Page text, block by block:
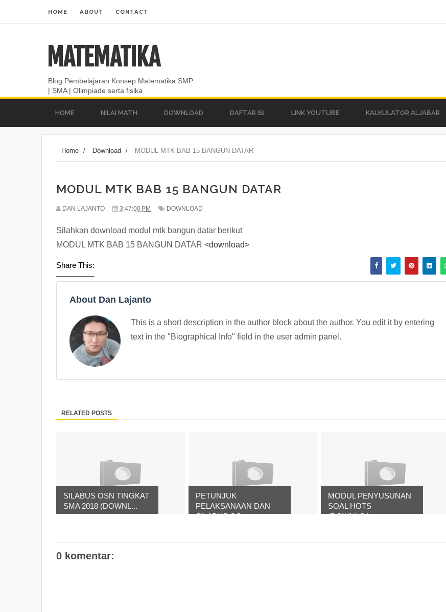
HOME ABOUT CONTACT
MATEMATIKA
Blog Pembelajaran Konsep Matematika SMP
| SMA | Olimpiade serta fisika
HOME NILAI MATH DOWNLOAD DAFTAR ISI LINK YOUTUBE KALKULATOR ALJABAR
Home / Download / MODUL MTK BAB 15 BANGUN DATAR
MODUL MTK BAB 15 BANGUN DATAR
DAN LAJANTO 3:47:00 PM DOWNLOAD
Silahkan download modul mtk bangun datar berikut
MODUL MTK BAB 15 BANGUN DATAR <download>
Share This:
About Dan Lajanto
This is a short description in the author block about the author. You edit it by entering
text in the "Biographical Info" field in the user admin panel.
RELATED POSTS
SILABUS OSN TINGKAT
SMA 2018 (DOWNL...
PETUNJUK
PELAKSANAAN DAN
SILABUS OS...
MODUL PENYUSUNAN
SOAL HOTS
(DOWNLOA...
0 komentar: